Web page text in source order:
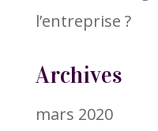
l’entreprise ?
Archives
mars 2020